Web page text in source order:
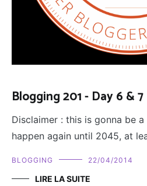
Blogging 201 - Day 6 & 7
Disclaimer : this is gonna be
happen again until 2045, at
BLOGGING 22/04/2014
LIRE LA SUITE